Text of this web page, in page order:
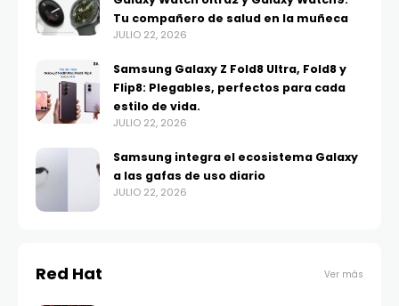
Tu compañero de salud en la muñeca
JULIO 22, 2026
Samsung Galaxy Z Fold8 Ultra, Fold8 y
Flip8: Plegables, perfectos para cada
estilo de vida.
JULIO 22, 2026
Samsung integra el ecosistema Galaxy
a las gafas de uso diario
JULIO 22, 2026
Red Hat Ver más